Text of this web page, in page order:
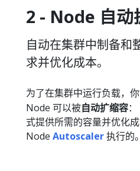
2 - Node 自动
自动在集群中制备和
求并优化成本。
为了在集群中运行负载，
Node 可以被自动扩缩容
式提供所需的容量并优化
Node Autoscaler执行的。